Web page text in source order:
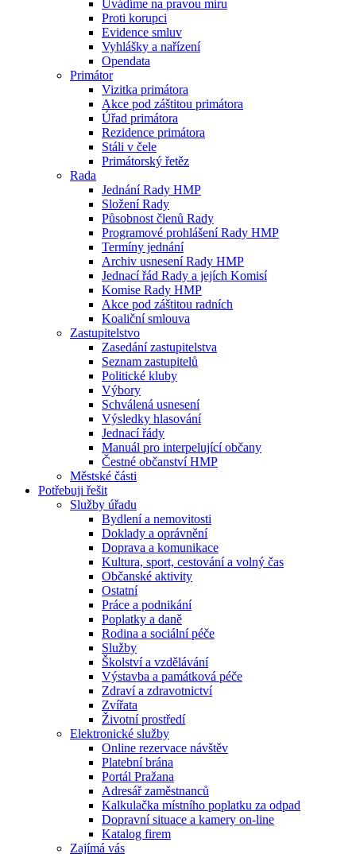
Uvádíme na pravou míru
Proti korupci
Evidence smluv
Vyhlášky a nařízení
Opendata
Primátor
Vizitka primátora
Akce pod záštitou primátora
Úřad primátora
Rezidence primátora
Stáli v čele
Primátorský řetěz
Rada
Jednání Rady HMP
Složení Rady
Působnost členů Rady
Programové prohlášení Rady HMP
Termíny jednání
Archiv usnesení Rady HMP
Jednací řád Rady a jejích Komisí
Komise Rady HMP
Akce pod záštitou radních
Koaliční smlouva
Zastupitelstvo
Zasedání zastupitelstva
Seznam zastupitelů
Politické kluby
Výbory
Schválená usnesení
Výsledky hlasování
Jednací řády
Manuál pro interpelující občany
Čestné občanství HMP
Městské části
Potřebuji řešit
Služby úřadu
Bydlení a nemovitosti
Doklady a oprávnění
Doprava a komunikace
Kultura, sport, cestování a volný čas
Občanské aktivity
Ostatní
Práce a podnikání
Poplatky a daně
Rodina a sociální péče
Služby
Školství a vzdělávání
Výstavba a památková péče
Zdraví a zdravotnictví
Zvířata
Životní prostředí
Elektronické služby
Online rezervace návštěv
Platební brána
Portál Pražana
Adresář zaměstnanců
Kalkulačka místního poplatku za odpad
Dopravní situace a kamery on-line
Katalog firem
Zajímá vás